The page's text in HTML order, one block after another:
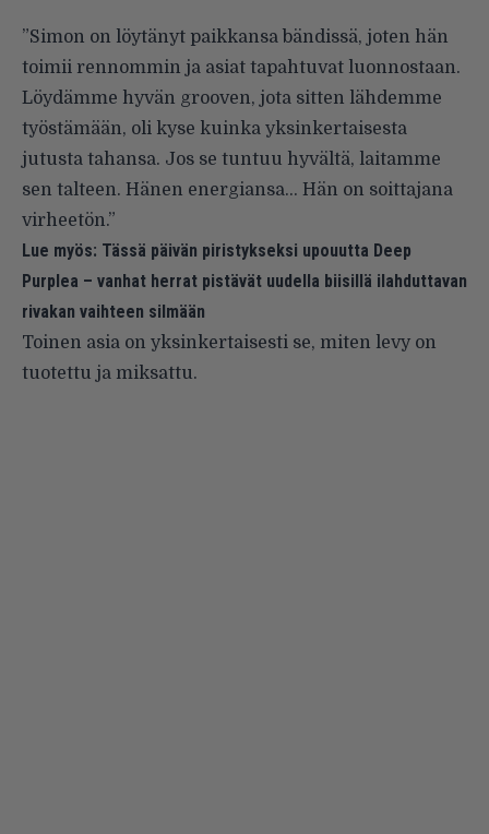
”Simon on löytänyt paikkansa bändissä, joten hän
toimii rennommin ja asiat tapahtuvat luonnostaan.
Löydämme hyvän grooven, jota sitten lähdemme
työstämään, oli kyse kuinka yksinkertaisesta
jutusta tahansa. Jos se tuntuu hyvältä, laitamme
sen talteen. Hänen energiansa… Hän on soittajana
virheetön.”
Lue myös: Tässä päivän piristykseksi upouutta Deep
Purplea – vanhat herrat pistävät uudella biisillä ilahduttavan
rivakan vaihteen silmään
Toinen asia on yksinkertaisesti se, miten levy on
tuotettu ja miksattu.